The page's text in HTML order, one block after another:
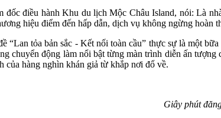
đốc điều hành Khu du lịch Mộc Châu Island, nói: Là
hiệu điểm đến hấp dẫn, dịch vụ không ngừng hoàn
“Lan tỏa bản sắc - Kết nối toàn cầu” thực sự là một
chuyển động làm nổi bật từng màn trình diễn ấn
của hàng nghìn khán giả từ khắp nơi đổ về.
Giây phút